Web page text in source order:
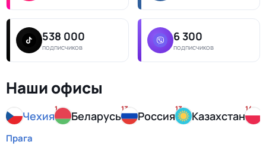
538 000
подписчиков
6 300
подписчиков
Наши офисы
Чехия
1
Беларусь
13
Россия
13
Казахстан
14
Прага